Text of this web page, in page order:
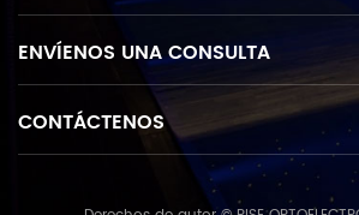
ENVÍENOS UNA CONSULTA
CONTÁCTENOS